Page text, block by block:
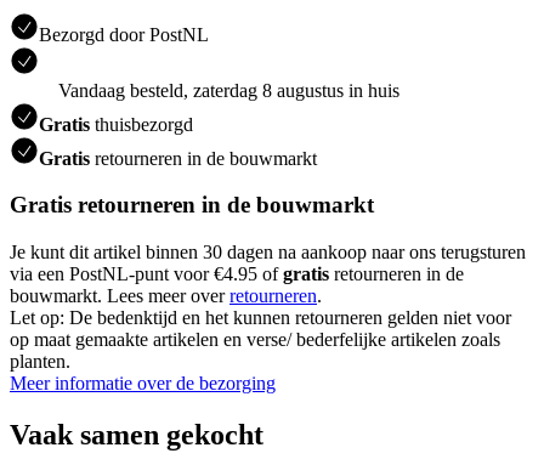
Bezorgd door PostNL
Vandaag besteld, zaterdag 8 augustus in huis
Gratis thuisbezorgd
Gratis retourneren in de bouwmarkt
Gratis retourneren in de bouwmarkt
Je kunt dit artikel binnen 30 dagen na aankoop naar ons terugsturen
via een PostNL-punt voor €4.95 ofgratis retourneren in de
bouwmarkt. Lees meer overretourneren.
Let op: De bedenktijd en het kunnen retourneren gelden niet voor
op maat gemaakte artikelen en verse/ bederfelijke artikelen zoals
planten.
Meer informatie over de bezorging
Vaak samen gekocht